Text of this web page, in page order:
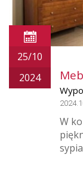
25/10
2024
W